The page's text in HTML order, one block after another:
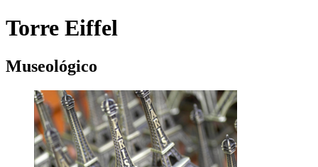
Torre Eiffel
Museológico